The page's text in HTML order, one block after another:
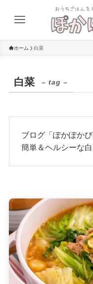
ホーム 白菜
白菜 – tag –
ブログ「ぽかぽか
簡単＆ヘルシーな